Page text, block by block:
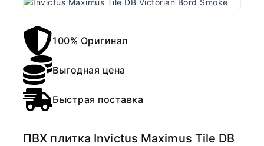
100% Оригинал
Выгодная цена
Быстрая поставка
ПВХ плитка Invictus Maximus Tile DB